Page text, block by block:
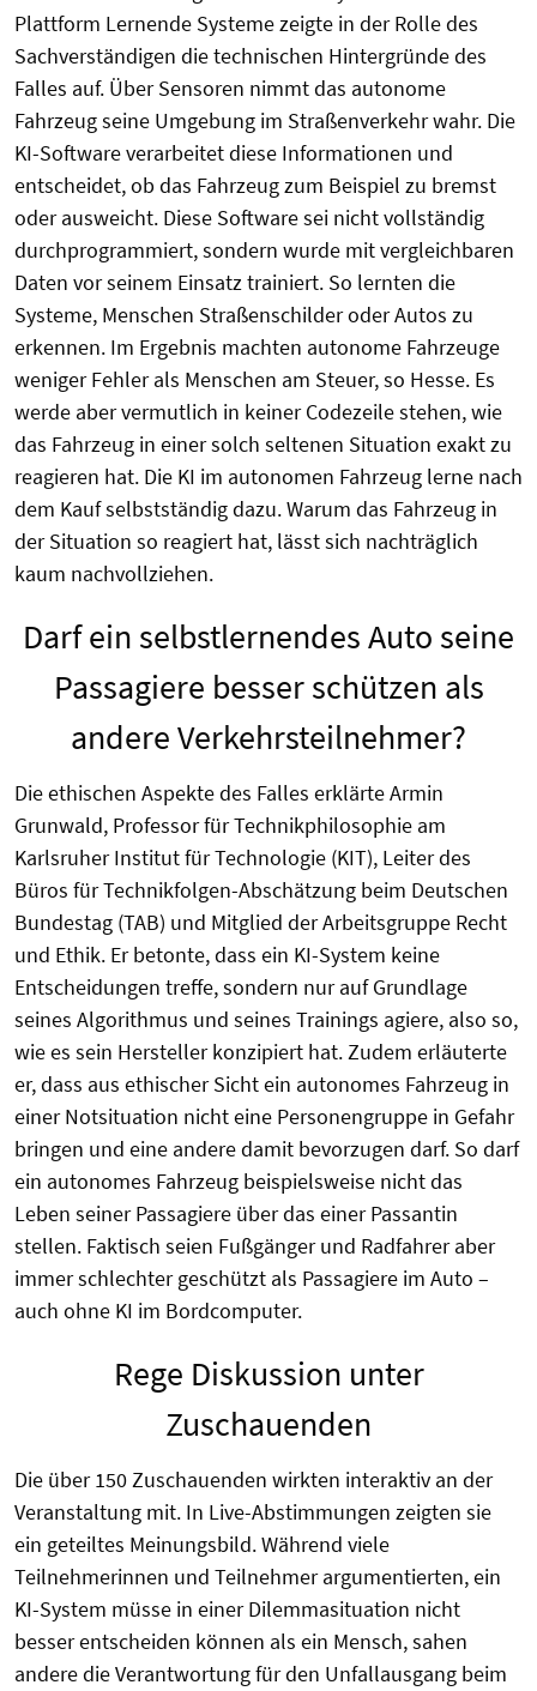
Plattform Lernende Systeme zeigte in der Rolle des
Sachverständigen die technischen Hintergründe des
Falles auf. Über Sensoren nimmt das autonome
Fahrzeug seine Umgebung im Straßenverkehr wahr. Die
KI-Software verarbeitet diese Informationen und
entscheidet, ob das Fahrzeug zum Beispiel zu bremst
oder ausweicht. Diese Software sei nicht vollständig
durchprogrammiert, sondern wurde mit vergleichbaren
Daten vor seinem Einsatz trainiert. So lernten die
Systeme, Menschen Straßenschilder oder Autos zu
erkennen. Im Ergebnis machten autonome Fahrzeuge
weniger Fehler als Menschen am Steuer, so Hesse. Es
werde aber vermutlich in keiner Codezeile stehen, wie
das Fahrzeug in einer solch seltenen Situation exakt zu
reagieren hat. Die KI im autonomen Fahrzeug lerne nach
dem Kauf selbstständig dazu. Warum das Fahrzeug in
der Situation so reagiert hat, lässt sich nachträglich
kaum nachvollziehen.
Darf ein selbstlernendes Auto seine
Passagiere besser schützen als
andere Verkehrsteilnehmer?
Die ethischen Aspekte des Falles erklärte Armin
Grunwald, Professor für Technikphilosophie am
Karlsruher Institut für Technologie (KIT), Leiter des
Büros für Technikfolgen-Abschätzung beim Deutschen
Bundestag (TAB) und Mitglied der Arbeitsgruppe Recht
und Ethik. Er betonte, dass ein KI-System keine
Entscheidungen treffe, sondern nur auf Grundlage
seines Algorithmus und seines Trainings agiere, also so,
wie es sein Hersteller konzipiert hat. Zudem erläuterte
er, dass aus ethischer Sicht ein autonomes Fahrzeug in
einer Notsituation nicht eine Personengruppe in Gefahr
bringen und eine andere damit bevorzugen darf. So darf
ein autonomes Fahrzeug beispielsweise nicht das
Leben seiner Passagiere über das einer Passantin
stellen. Faktisch seien Fußgänger und Radfahrer aber
immer schlechter geschützt als Passagiere im Auto –
auch ohne KI im Bordcomputer.
Rege Diskussion unter
Zuschauenden
Die über 150 Zuschauenden wirkten interaktiv an der
Veranstaltung mit. In Live-Abstimmungen zeigten sie
ein geteiltes Meinungsbild. Während viele
Teilnehmerinnen und Teilnehmer argumentierten, ein
KI-System müsse in einer Dilemmasituation nicht
besser entscheiden können als ein Mensch, sahen
andere die Verantwortung für den Unfallausgang beim